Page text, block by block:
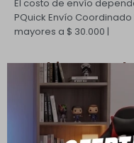
El costo de envío
PQuick Envío Coordinado
mayores a $ 30.000 |
Cambios y
Todas las compras
su cambio.
Ver mas